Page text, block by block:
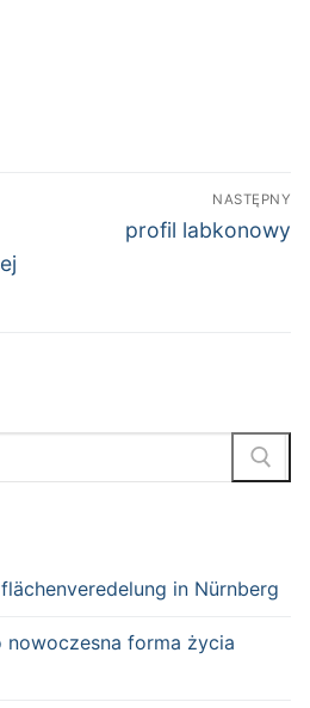
NASTĘPNY
Następny
profil labkonowy
in Nürnberg
forma życia